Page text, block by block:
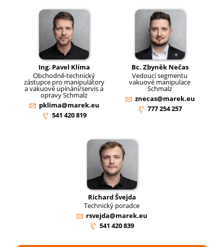
Ing. Pavel Klíma
Obchodně-technický
zástupce pro manipulátory
a vakuové upínání/servis a
opravy Schmalz
pklima@marek.eu
541 420 819
Bc. Zbyněk Nečas
Vedoucí segmentu
vakuové manipulace
Schmalz
znecas@marek.eu
777 254 257
Richard Švejda
Technický poradce
rsvejda@marek.eu
541 420 839